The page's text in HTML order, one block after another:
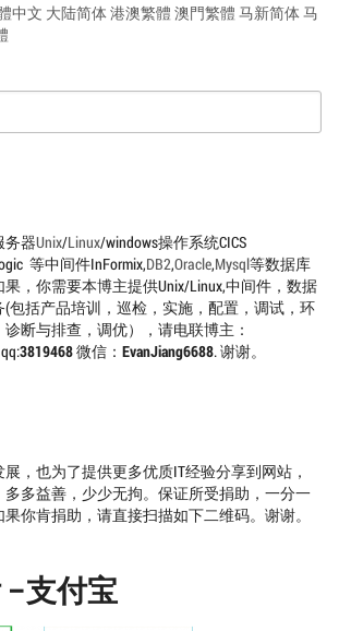
中文 大陆简体港澳繁體 澳門繁體 马新简体马
务器Unix/Linux/windows操作系统CICS
等中间件InFormix,DB2,Oracle,Mysql等数据库
，你需要本博主提供Unix/Linux,中间件，数据
包括产品培训，巡检，实施，配置，调试，环
断与排查，调优），请电联博主：
3819468微信： EvanJiang6688. 谢谢。
，也为了提供更多优质IT经验分享到网站，
多益善，少少无拘。保证所受捐助，一分一
你肯捐助，请直接扫描如下二维码。谢谢。
支付宝